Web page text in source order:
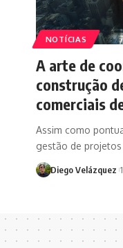
NOTÍCIAS
A arte de
construção
comerciais
Assim como
gestão de
Diego Velázquez